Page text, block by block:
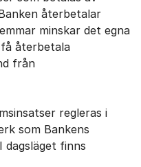
återbetalar
minskar det egna
återbetala
från
regleras i
som Bankens
dagsläget finns